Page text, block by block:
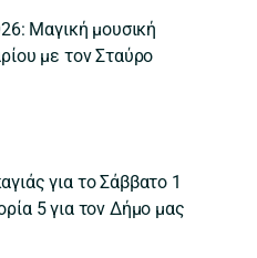
Μαγική μουσική
με τον Σταύρο
για το Σάββατο 1
5 για τον Δήμο μας